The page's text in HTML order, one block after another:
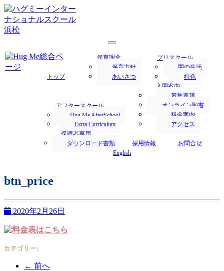
浜松の保育園／Hug Me International
School｜ハグミー・インターナショナ
浜松市にあるハグミー・インターナショナルスクールでは、
1才からの英語保育を行います。
トップ
保育理念
保育方針
あいさつ
プリスクール
園の生活
特色
アフタースクール
Hug Me AfterSchool
Extra Curriculum
入園案内
募集要項
オンライン願書
料金案内
アクセス
保護者専用
ダウンロード書類
採用情報
お問合せ
English
btn_price
2020年2月26日
カテゴリー:
← 前へ